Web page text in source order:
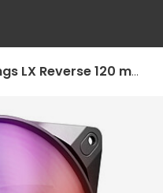
be quiet! Light Wings LX Reverse 120 mm PWM - Noir